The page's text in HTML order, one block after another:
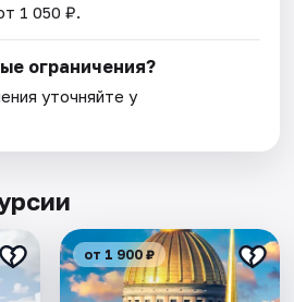
1 050 ₽.
ограничения?
уточняйте у
от 1 900 ₽